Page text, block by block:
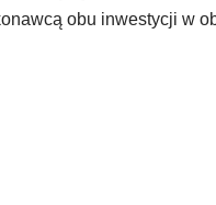
obu inwestycji w